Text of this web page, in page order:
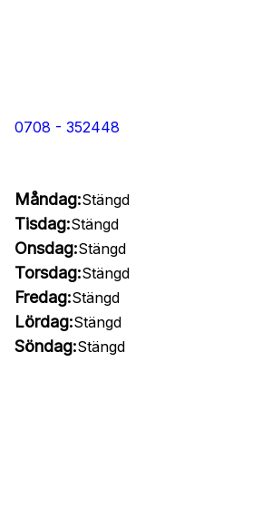
0708 - 352448
Måndag:Stängd
Tisdag:Stängd
Onsdag:Stängd
Torsdag:Stängd
Fredag:Stängd
Lördag:Stängd
Söndag:Stängd